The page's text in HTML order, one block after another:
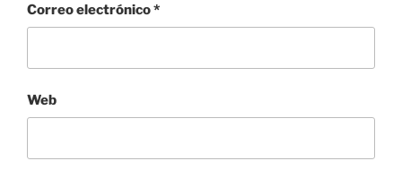
Correo electrónico*
Web